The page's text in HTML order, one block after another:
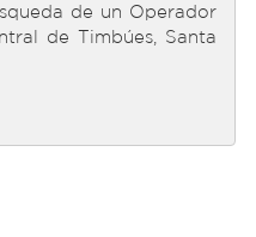
de un Operador
de Timbúes, Santa